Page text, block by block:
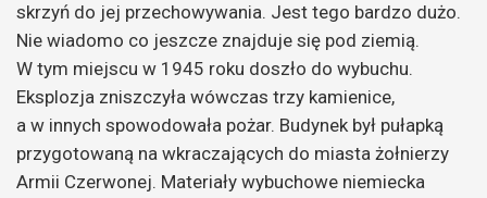
skrzyń do jej przechowywania. Jest tego bardzo dużo.
Nie wiadomo co jeszcze znajduje się pod ziemią.
W tym miejscu w 1945 roku doszło do wybuchu.
Eksplozja zniszczyła wówczas trzy kamienice,
a w innych spowodowała pożar. Budynek był pułapką
przygotowaną na wkraczających do miasta żołnierzy
Armii Czerwonej. Materiały wybuchowe niemiecka